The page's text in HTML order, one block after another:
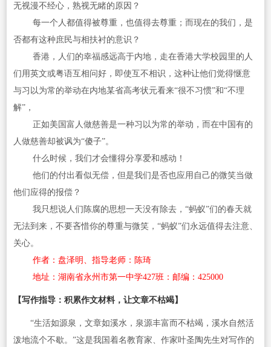
无视漫不经心，熟视无睹的原因？
每一个人都值得被尊重，也值得去尊重；而现在的我们，是
否都有这种庶民与相扶衬的意识？
香港，人们的幸福感远高于内地，走在香港大学校园里的人
们用英文或粤语互相问好，即使互不相识，这种让他们觉得惬意
与习以为常的举动在内地某省高考状元看来“很不习惯”和“不理
解”，
正如美国富人做慈善是一种习以为常的举动，而在中国有的
人做慈善却被讽为“傻子”。
什么时候，我们才会懂得分享爱和感动！
他们的付出看似无偿，但是我们是否也应用自己的微笑当做
他们应得的报偿？
我只想说人们陈腐的思想一天没有除去，“蚂蚁”们的春天就
无法到来，不要吝惜你的尊重与微笑，“蚂蚁”们永远值得去注意、
关心。
作者：盘泽明、指导老师：陈琦
地址：湖南省永州市第一中学427班：邮编：425000
【写作指导：积累作文材料，让文章不枯竭】
“生活如源泉，文章如溪水，泉源丰富而不枯竭，溪水自然活
泼地流个不歇。”这是我国着名教育家、作家叶圣陶先生对写作的